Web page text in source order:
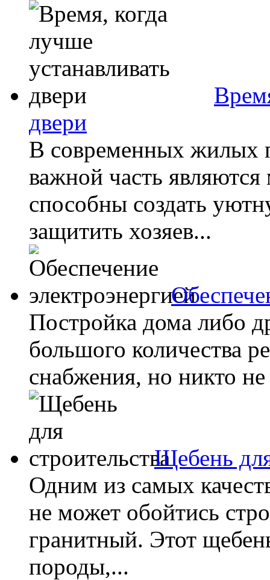
двери
В современных жилых
важной часть
способны создать
защитить хозяев...
Постройка дома либо
большого количества
снабжения, но никто не
Щебень
Одним из самых
не может обойтись
гранитный. Этот
породы,...